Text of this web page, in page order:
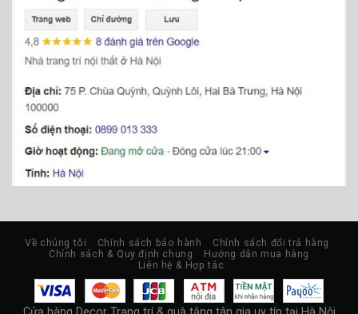
Về chúng tôi Chính sách bảo hành
Chính sách đổi trả hàng
Chính sách & Quy định chung
Hướng dẫn mua hàng
Liên hệ & Hợp tác